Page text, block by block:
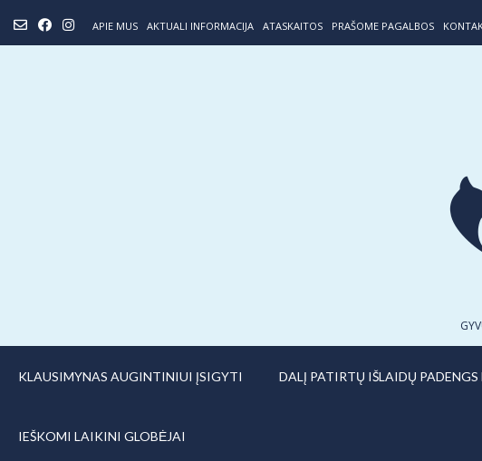
content
APIE MUS AKTUALI INFORMACIJA ATASKAITOS PRAŠOME PAGALBOS
KLAUSIMYNAS AUGINTINIUI ĮSIGYTI DALĮ PATIRTŲ IŠLAIDŲ
IEŠKOMI LAIKINI GLOBĖJAI